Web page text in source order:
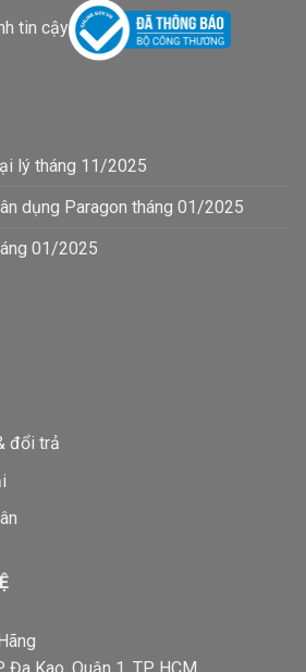
tin cậy
lý tháng 11/2025
dụng Paragon tháng 01/2025
01/2025
đổi trả